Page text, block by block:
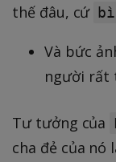
thế đâu, cứ
Và bức
người rất
Tư tưởng của
cha đẻ của nó